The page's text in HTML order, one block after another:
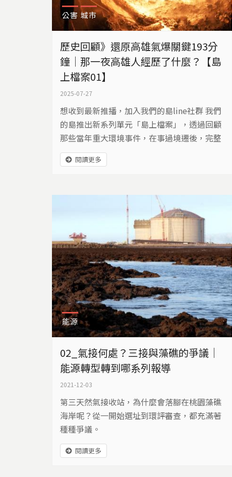
公害 城市
歷史回顧》還原高雄氣爆關鍵193分
鐘｜那一夜高雄人經歷了什麼？【島
上檔案01】
2025-07-27
想收到最新推播，加入我們的島line社群 我們
的島推出新系列單元「島上檔案」，透過回顧
那些當年重大環境事件，在事過境遷後，完整
陳述事發經過，以及事件發生之後，又帶給台
灣什麼樣的改變？ 2014年7月31日深夜發生的
城市，底下錯綜複雜的工業管線與民眾生活息
息相關，但多數人都不知道，直到災害發生
時，才赫然發現管理上有許多欠缺的地方。 事
件會過去，記憶會模糊...
閱讀更多
能源
02_氣接何處？三接與藻礁的爭議｜
能源轉型轉到哪系列報導
2021-12-03
第三天然氣接收站，為什麼會落腳在桃園藻礁
海岸呢？從一開始選址到環評審查，都充滿著
種種爭議。
閱讀更多